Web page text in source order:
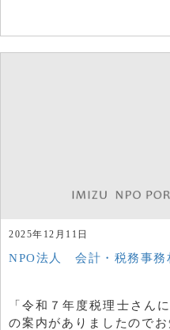
2025年12月11日
NPO法人 会計・税務事務
「令和７年度税理士さん
の案内がありましたので